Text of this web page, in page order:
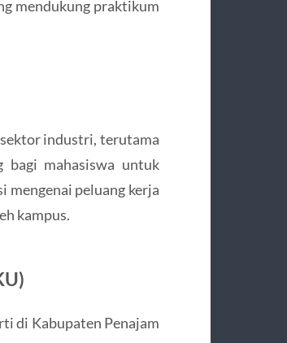
mendukung praktikum
industri, terutama
mahasiswa untuk
mengenai peluang kerja
kampus.
di Kabupaten Penajam